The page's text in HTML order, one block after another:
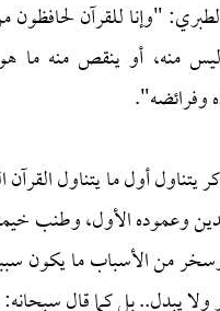
"وإنا للقرآن لحافظون
منه، أو ينقص منه ما
وفرائضه".
أول ما يتناول القرآن
وعموده الأول، وطنب
من الأسباب ما يكون
ولا يبدل.. بل كما قال